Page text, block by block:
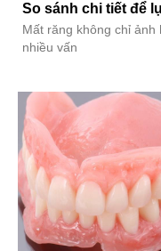
So sánh chi tiết để
Mất răng không chỉ
nhiều vấn